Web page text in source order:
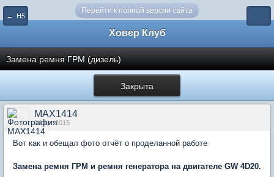
Перейти к полной версии сайта
← Н5
Ховер Клуб
Замена ремня ГРМ (дизель)
Закрыта
MAX1414
04 Apr 2015
Вот как и обещал фото отчёт о проделанной работе
Замена ремня ГРМ и ремня генератора на двигателе GW 4D20.